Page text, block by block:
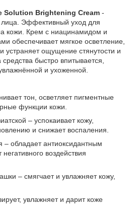
Solution Brightening Cream -
Эффективный уход для
кожи. Крем с ниацинамидом и
обеспечивает мягкое осветление,
устраняет ощущение стянутости и
средства быстро впитывается,
и ухоженной.
тон, осветляет пигментные
функции кожи.
– успокаивает кожу,
и снижает воспаления.
– обладает антиоксидантным
воздействия
– смягчает и увлажняет кожу,
увлажняет и дарит коже